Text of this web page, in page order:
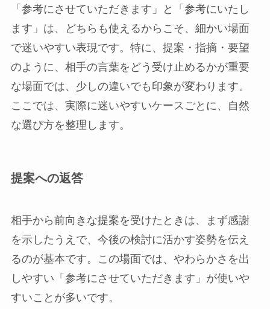
「参考にさせていただきます」と「参考にいたし
ます」は、どちらも使えるからこそ、細かい場面
で迷いやすい表現です。特に、提案・指摘・要望
のように、相手の言葉をどう受け止めるかが重要
な場面では、少しの違いでも印象が変わります。
ここでは、実際に迷いやすいケースごとに、自然
な選び方を整理します。
提案への返答
相手から前向きな提案を受けたときは、まず感謝
を示したうえで、今後の検討に活かす姿勢を伝え
るのが基本です。この場面では、やわらかさを出
しやすい「参考にさせていただきます」が使いや
すいことが多いです。